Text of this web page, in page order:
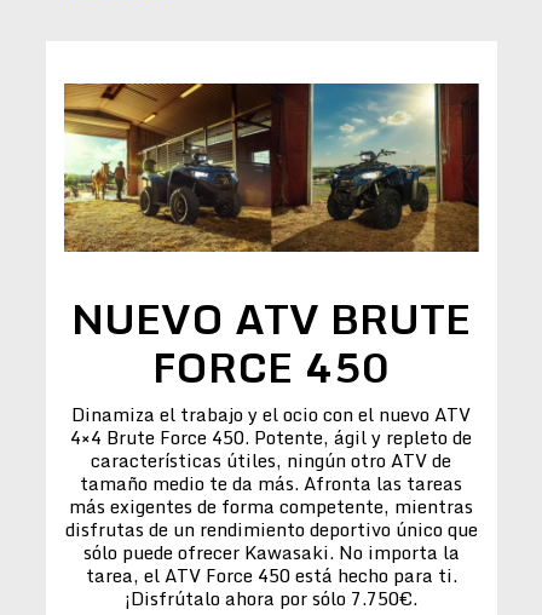
NUEVO ATV BRUTE
FORCE 450
Dinamiza el trabajo y el ocio con el nuevo ATV
4×4 Brute Force 450. Potente, ágil y repleto de
características útiles, ningún otro ATV de
tamaño medio te da más. Afronta las tareas
más exigentes de forma competente, mientras
disfrutas de un rendimiento deportivo único que
sólo puede ofrecer Kawasaki. No importa la
tarea, el ATV Force 450 está hecho para ti.
¡Disfrútalo ahora por sólo 7.750€.